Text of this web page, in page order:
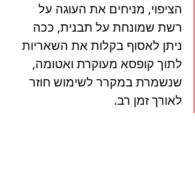
הציפוי, מניחים את העוגה על
רשת שמונחת על תבנית, ככה
ניתן לאסוף בקלות את השאריות
לתוך קופסא מעוקרת ואטומה,
שנשמרת במקרר לשימוש חוזר
לאורך זמן רב.